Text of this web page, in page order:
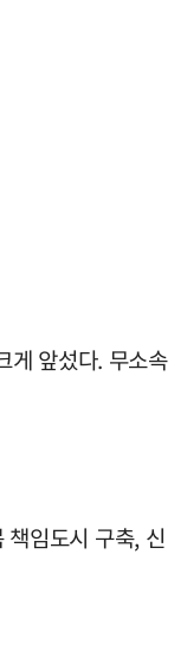
앞섰다. 무소속
임도시 구축, 신